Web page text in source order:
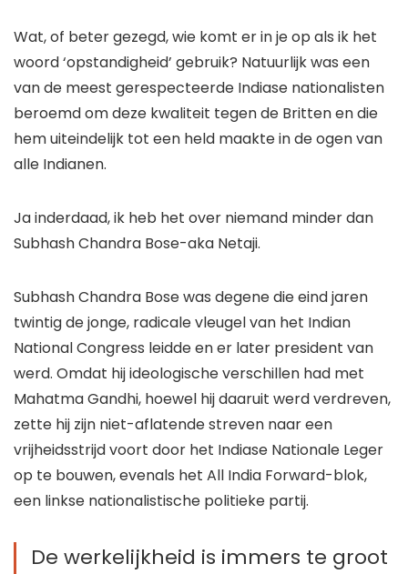
Wat, of beter gezegd, wie komt er in je op als ik het
woord ‘opstandigheid’ gebruik? Natuurlijk was een
van de meest gerespecteerde Indiase nationalisten
beroemd om deze kwaliteit tegen de Britten en die
hem uiteindelijk tot een held maakte in de ogen van
alle Indianen.
Ja inderdaad, ik heb het over niemand minder dan
Subhash Chandra Bose-aka Netaji.
Subhash Chandra Bose was degene die eind jaren
twintig de jonge, radicale vleugel van het Indian
National Congress leidde en er later president van
werd. Omdat hij ideologische verschillen had met
Mahatma Gandhi, hoewel hij daaruit werd verdreven,
zette hij zijn niet-aflatende streven naar een
vrijheidsstrijd voort door het Indiase Nationale Leger
op te bouwen, evenals het All India Forward-blok,
een linkse nationalistische politieke partij.
De werkelijkheid is immers te groot